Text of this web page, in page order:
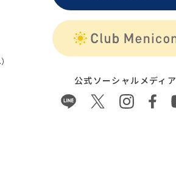
公式ソーシャルメディア